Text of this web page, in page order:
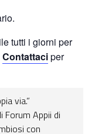
tutti i giorni per
Contattaciper
via.”
Forum Appii di
con